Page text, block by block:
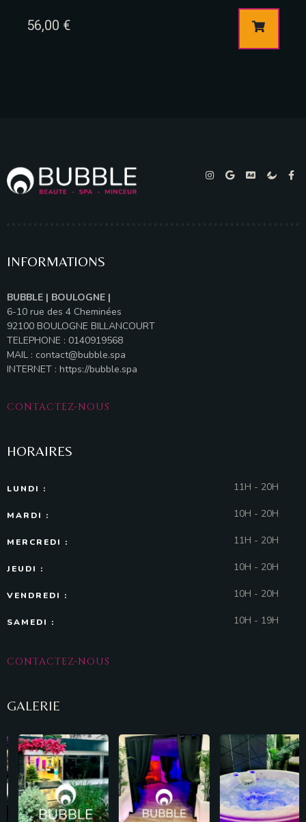
56,00 €
INFORMATIONS
BUBBLE | BOULOGNE |
6-10 rue des 4 Cheminées
92100 BOULOGNE BILLANCOURT
TELEPHONE : 0140919568
MAIL : contact@bubble.spa
INTERNET : https://bubble.spa
CONTACTEZ-NOUS
HORAIRES
LUNDI : 11H - 20H
MARDI : 10H - 20H
MERCREDI : 11H - 20H
JEUDI : 10H - 20H
VENDREDI : 10H - 20H
SAMEDI : 10H - 19H
CONTACTEZ-NOUS
GALERIE